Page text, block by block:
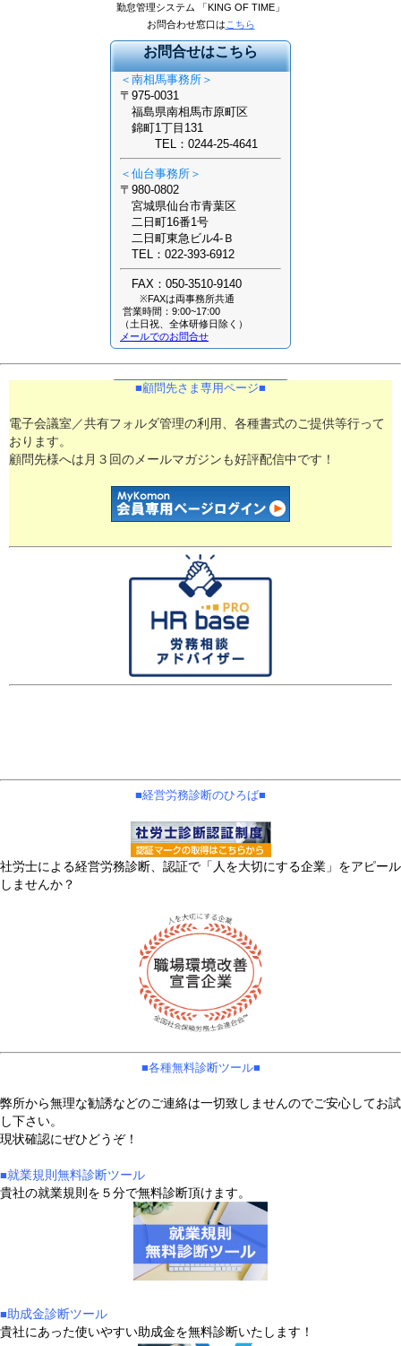
勤怠管理システム 「KING OF TIME」
お問合わせ窓口は こちら
お問合せはこちら
＜南相馬事務所＞
〒975-0031
福島県南相馬市原町区
錦町1丁目131
TEL：0244-25-4641
＜仙台事務所＞
〒980-0802
宮城県仙台市青葉区
二日町16番1号
二日町東急ビル4-Ｂ
TEL：022-393-6912
FAX：050-3510-9140
※FAXは両事務所共通
営業時間：9:00~17:00
（土日祝、全体研修日除く）
メールでのお問合せ
■​顧問先さま専用ページ■​
電子会議室／共有フォルダ管理の利用、各種書式のご提供等行って
おります。
顧問先様へは月３回のメールマガジンも好評配信中です！
■経営労務診断のひろば■
社労士による経営労務診断、認証で「人を大切にする企業」をアピール
しませんか？
■​各種無料診断ツール■
弊所から無理な勧誘などのご連絡は一切致しませんのでご安心してお試
し下さい。
現状確認にぜひどうぞ！
■​就業規則無料診断ツール
貴社の就業規則を５分で無料診断頂けます。
■​助成金診断ツール
貴社にあった使いやすい助成金を無料診断いたします！